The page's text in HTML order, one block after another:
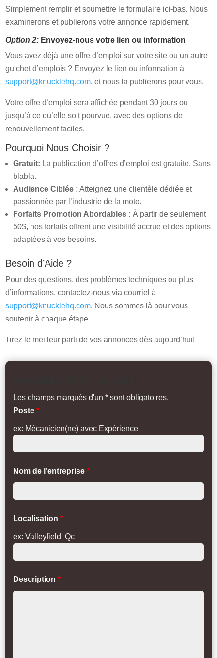
Simplement remplir et soumettre le formulaire ici-bas. Nous
examinerons et publierons votre annonce rapidement.
Option 2: Envoyez-nous votre lien ou information
Vous avez déjà une offre d’emploi sur votre site ou un autre
guichet d’emplois ? Envoyez le lien ou information à
support@knucklehq.com, et nous la publierons pour vous.
Votre offre d’emploi sera affichée pendant 30 jours ou
jusqu’à ce qu’elle soit pourvue, avec des options de
renouvellement faciles.
Pourquoi Nous Choisir ?
Gratuit: La publication d’offres d’emploi est gratuite. Sans
blabla.
Audience Ciblée : Atteignez une clientèle dédiée et
passionnée par l’industrie de la moto.
Forfaits Promotion Abordables : À partir de seulement
50$, nos forfaits offrent une visibilité accrue et des options
adaptées à vos besoins.
Besoin d’Aide ?
Pour des questions, des problèmes techniques ou plus
d’informations, contactez-nous via courriel à
support@knucklehq.com. Nous sommes là pour vous
soutenir à chaque étape.
Tirez le meilleur parti de vos annonces dès aujourd’hui!
Les champs marqués d'un * sont obligatoires.
Poste*
ex: Mécanicien(ne) avec Expérience
Nom de l'entreprise*
Localisation*
ex: Valleyfield, Qc
Description*